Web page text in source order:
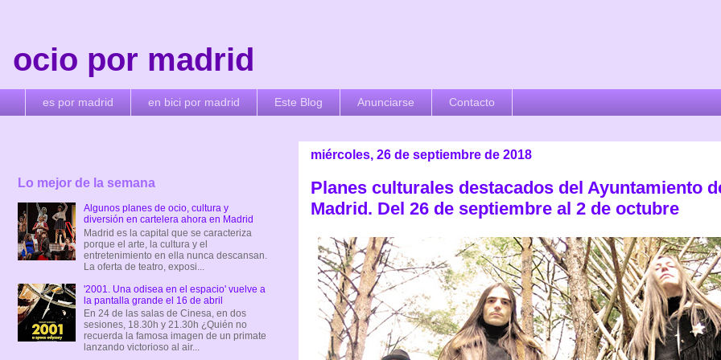
ocio por madrid
es por madrid en bici por madrid Este Blog Anunciarse Contacto
miércoles, 26 de septiembre de 2018
Planes culturales destacados del Ayuntamiento
Madrid. Del 26 de septiembre al 2 de octubre
Lo mejor de la semana
Algunos planes de ocio, cultura y
diversión en cartelera ahora en Madrid
Madrid es la capital que se caracteriza
porque el arte, la cultura y el
entretenimiento en ella nunca descansan.
La oferta de teatro, exposi...
'2001. Una odisea en el espacio' vuelve a
la pantalla grande el 16 de abril
En 24 de las salas de Cinesa, en dos
sesiones, 18.30h y 21.30h ¿Quién no
recuerda la famosa imagen de un primate
lanzando victorioso al air...